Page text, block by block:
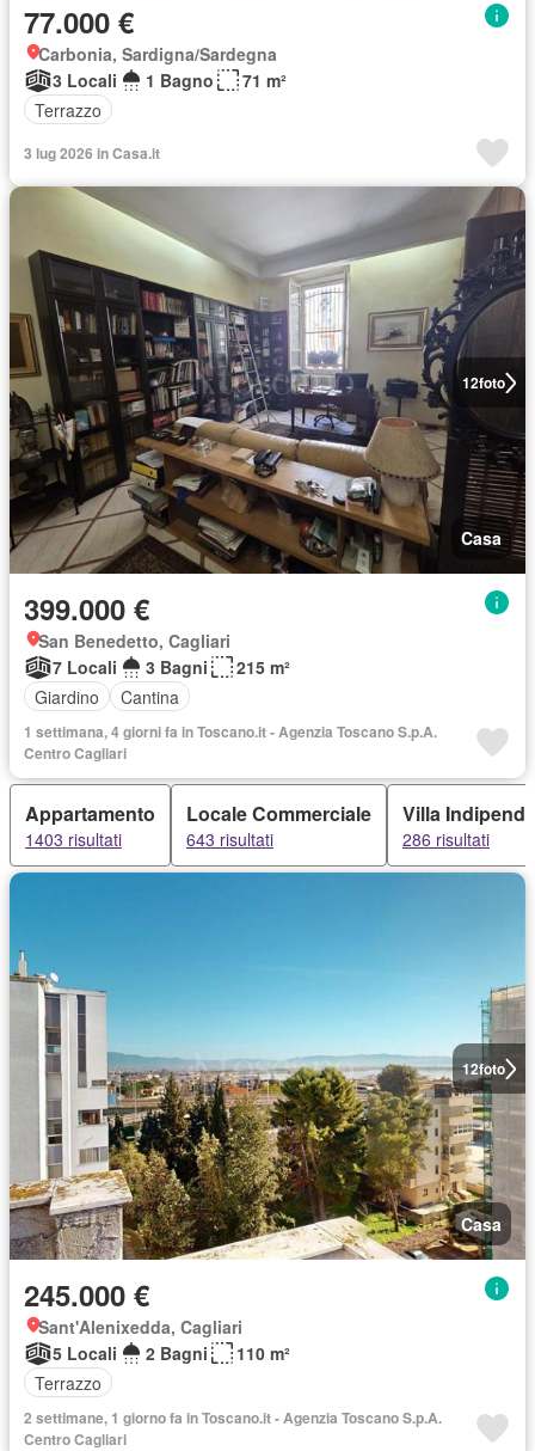
77.000 €
Carbonia, Sardigna/Sardegna
3 Locali
1 Bagno
71 m²
Terrazzo
3 lug 2026 in Casa.it
12foto
Casa
399.000 €
San Benedetto, Cagliari
7 Locali
3 Bagni
215 m²
Giardino
Cantina
1 settimana, 4 giorni fa in Toscano.it - Agenzia Toscano S.p.A.
Centro Cagliari
Appartamento
1403 risultati
Locale Commerciale
643 risultati
Villa
286 risultati
12foto
Casa
245.000 €
Sant'Alenixedda, Cagliari
5 Locali
2 Bagni
110 m²
Terrazzo
2 settimane, 1 giorno fa in Toscano.it - Agenzia Toscano S.p.A.
Centro Cagliari